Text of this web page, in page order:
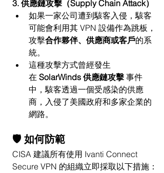
3. 供應鏈攻擊（Supply Chain Attack）
如果一家公司遭到駭客入侵，駭客
可能會利用其 VPN 設備作為跳板，
攻擊合作夥伴、供應商或客戶的系
統。
這種攻擊方式曾經發生
在 SolarWinds 供應鏈攻擊 事件
中，駭客透過一個受感染的供應
商，入侵了美國政府和多家企業的
網路。
🛡 如何防範
CISA 建議所有使用 Ivanti Connect
Secure VPN 的組織立即採取以下措施：